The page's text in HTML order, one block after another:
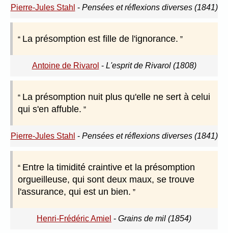
Pierre-Jules Stahl - Pensées et réflexions diverses (1841)
La présomption est fille de l'ignorance.
Antoine de Rivarol - L'esprit de Rivarol (1808)
La présomption nuit plus qu'elle ne sert à celui
qui s'en affuble.
Pierre-Jules Stahl - Pensées et réflexions diverses (1841)
Entre la timidité craintive et la présomption
orgueilleuse, qui sont deux maux, se trouve
l'assurance, qui est un bien.
Henri-Frédéric Amiel - Grains de mil (1854)